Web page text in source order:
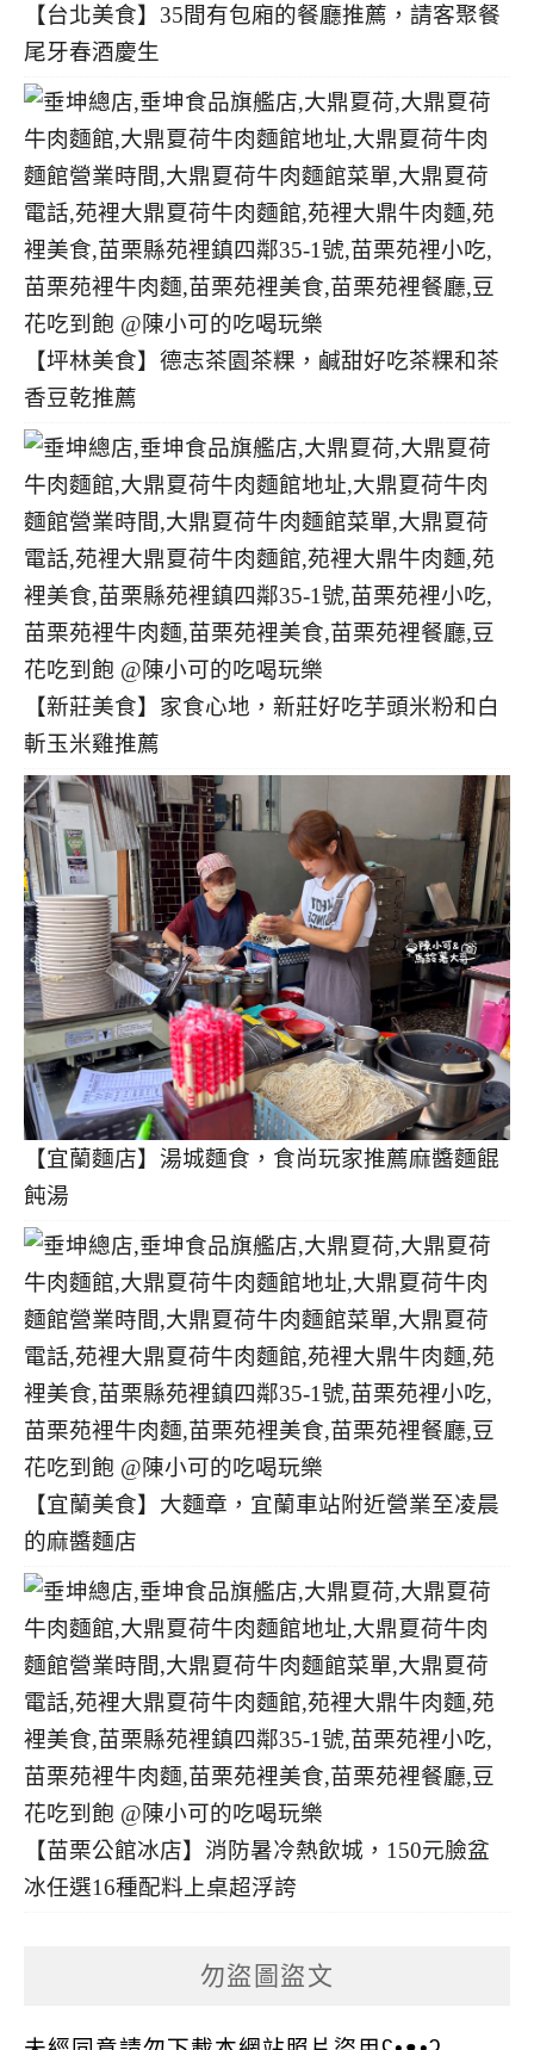
【台北美食】35間有包廂的餐廳推薦，請客聚餐
尾牙春酒慶生
【坪林美食】德志茶園茶粿，鹹甜好吃茶粿和茶
香豆乾推薦
【新莊美食】家食心地，新莊好吃芋頭米粉和白
斬玉米雞推薦
【宜蘭麵店】湯城麵食，食尚玩家推薦麻醬麵餛
飩湯
【宜蘭美食】大麵章，宜蘭車站附近營業至凌晨
的麻醬麵店
【苗栗公館冰店】消防暑冷熱飲城，150元臉盆
冰任選16種配料上桌超浮誇
勿盜圖盜文